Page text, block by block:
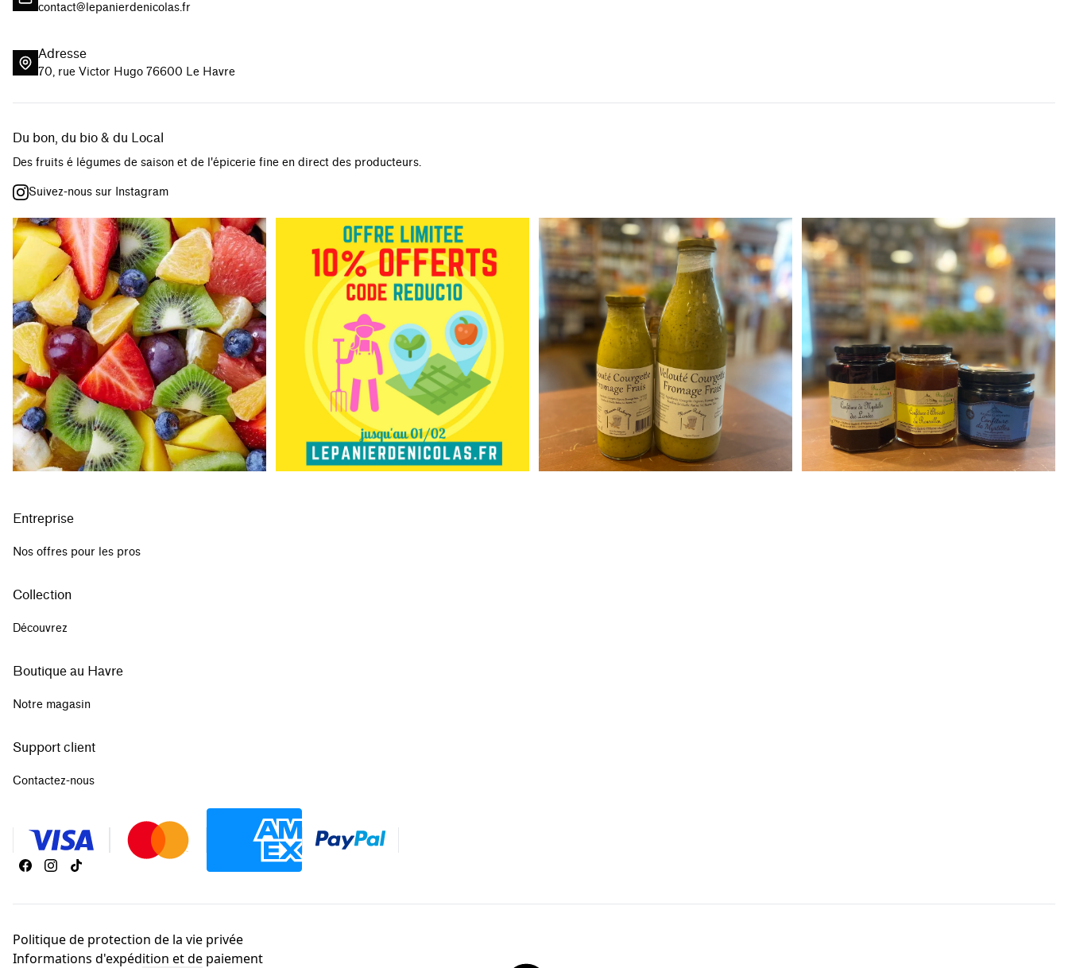
contact@lepanierdenicolas.fr
Adresse
70, rue Victor Hugo 76600 Le Havre
Du bon, du bio & du Local
Des fruits é légumes de saison et de l'épicerie fine en direct des producteurs.
Suivez-nous sur Instagram
Entreprise
Nos offres pour les pros
Collection
Découvrez
Boutique au Havre
Notre magasin
Support client
Contactez-nous
Politique de protection de la vie privée
Informations d'expédition et de paiement